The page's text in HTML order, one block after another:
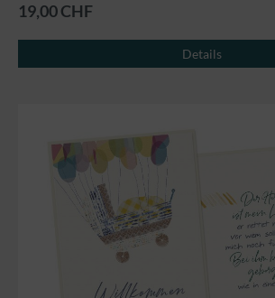
19,00 CHF
Details